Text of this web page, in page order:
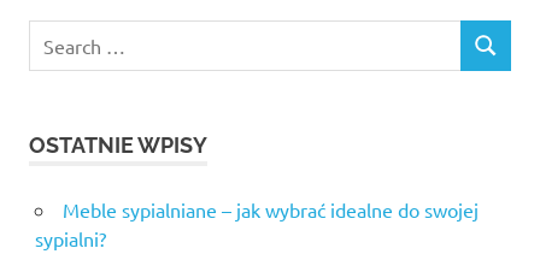
for:
SEARCH
OSTATNIE WPISY
Meble sypialniane – jak wybrać idealne do swojej
sypialni?